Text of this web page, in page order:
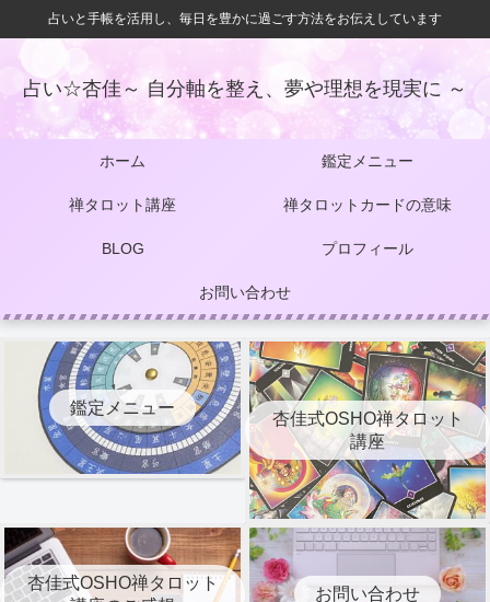
占いと手帳を活用し、毎日を豊かに過ごす方法をお伝えしています
占い☆杏佳～ 自分軸を整え、夢や理想を現実に ～
ホーム 鑑定メニュー
禅タロット講座 禅タロットカードの意味
BLOG プロフィール
お問い合わせ
鑑定メニュー
杏佳式OSHO禅タロット
講座
杏佳式OSHO禅タロット
お問い合わせ